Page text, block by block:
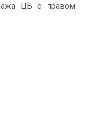
ЦБ с правом